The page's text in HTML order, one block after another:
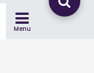
Menu